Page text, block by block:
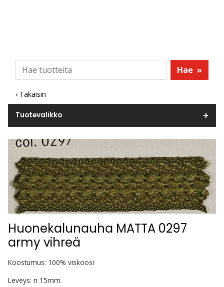
Hae »
‹ Takaisin
Tuotevalikko
Huonekalunauha MATTA 0297
army vihreä
Koostumus: 100% viskoosi
Leveys: n 15mm